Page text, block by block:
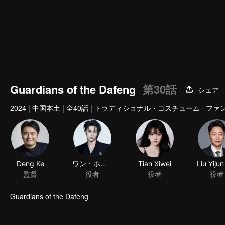
Guardians of the Dafeng 第30話
シェア
2024 | 中国本土 | 全40話 | トラディショナル・コスチューム · ファ
Guardians of the Dafeng